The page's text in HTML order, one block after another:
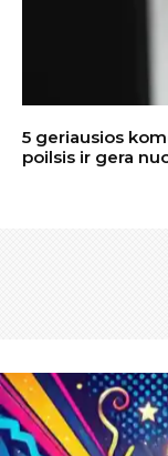
5 geriausios
poilsis ir gera